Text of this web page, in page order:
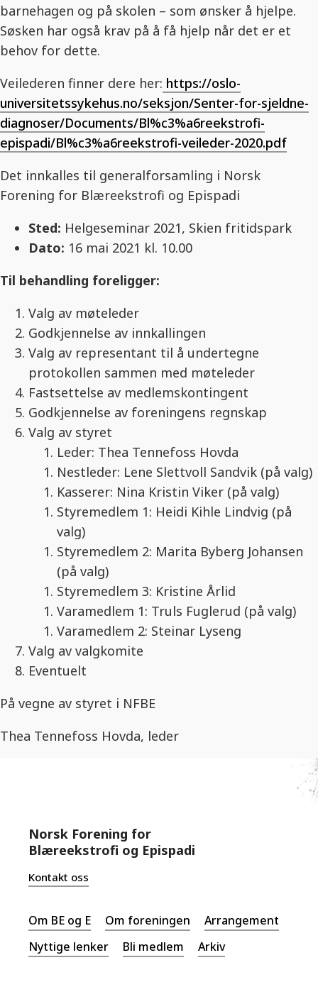
barnehagen og på skolen – som ønsker å hjelpe.
Søsken har også krav på å få hjelp når det er et
behov for dette.
Veilederen finner dere her: https://oslo-
universitetssykehus.no/seksjon/Senter-for-sjeldne-
diagnoser/Documents/Bl%c3%a6reekstrofi-
epispadi/Bl%c3%a6reekstrofi-veileder-2020.pdf
Det innkalles til generalforsamling i Norsk
Forening for Blæreekstrofi og Epispadi
Sted: Helgeseminar 2021, Skien fritidspark
Dato: 16 mai 2021 kl. 10.00
Til behandling foreligger:
Valg av møteleder
Godkjennelse av innkallingen
Valg av representant til å undertegne
protokollen sammen med møteleder
Fastsettelse av medlemskontingent
Godkjennelse av foreningens regnskap
Valg av styret
Leder: Thea Tennefoss Hovda
Nestleder: Lene Slettvoll Sandvik (på valg)
Kasserer: Nina Kristin Viker (på valg)
Styremedlem 1: Heidi Kihle Lindvig (på
valg)
Styremedlem 2: Marita Byberg Johansen
(på valg)
Styremedlem 3: Kristine Årlid
Varamedlem 1: Truls Fuglerud (på valg)
Varamedlem 2: Steinar Lyseng
Valg av valgkomite
Eventuelt
På vegne av styret i NFBE
Thea Tennefoss Hovda, leder
Norsk Forening for
Blæreekstrofi og Epispadi
Kontakt oss
Om BE og E Om foreningen
Arrangement
Nyttige lenker
Bli medlem Arkiv